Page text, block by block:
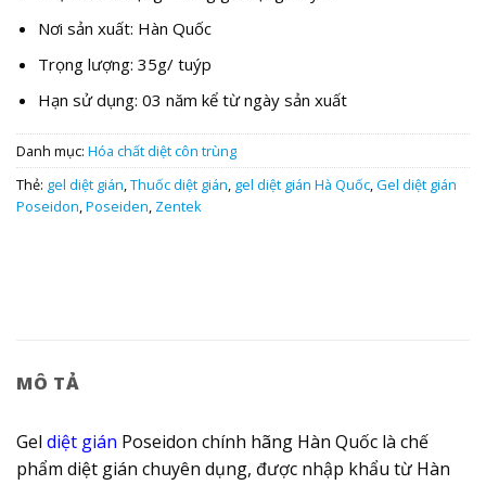
Nơi sản xuất: Hàn Quốc
Trọng lượng: 35g/ tuýp
Hạn sử dụng: 03 năm kể từ ngày sản xuất
Danh mục: Hóa chất diệt côn trùng
Thẻ: gel diệt gián,Thuốc diệt gián, gel diệt gián Hà Quốc,Gel diệt gián
Poseidon,Poseiden, Zentek
MÔ TẢ
Gel diệt gián Poseidon chính hãng Hàn Quốc là chế
phẩm diệt gián chuyên dụng, được nhập khẩu từ Hàn